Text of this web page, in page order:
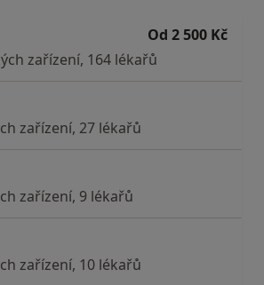
Od 2 500 Kč
zařízení, 164 lékařů
zařízení, 27 lékařů
zařízení, 9 lékařů
zařízení, 10 lékařů